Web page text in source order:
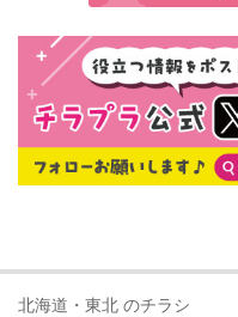
北海道・東北 のチラシ